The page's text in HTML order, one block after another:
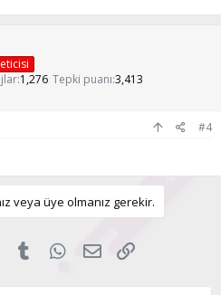
1,276 Tepki puanı 3,413
#4
veya üye olmanız gerekir.
Pinterest
Tumblr WhatsApp
E-posta